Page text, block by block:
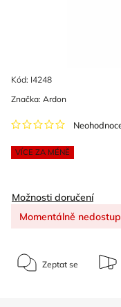
Kód: I4248
VÍCE ZA MÉNĚ
Značka: Ardon
Možnosti doručení
Momentálně
Zeptat se